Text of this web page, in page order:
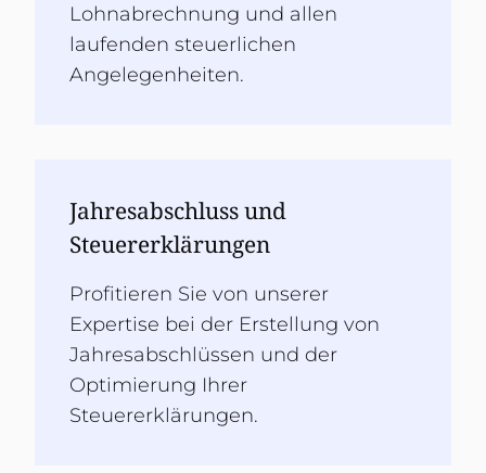
Lohnabrechnung und allen
laufenden steuerlichen
Angelegenheiten.
Jahresabschluss und
Steuererklärungen
Profitieren Sie von unserer
Expertise bei der Erstellung von
Jahresabschlüssen und der
Optimierung Ihrer
Steuererklärungen.